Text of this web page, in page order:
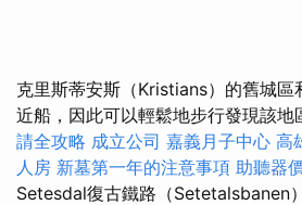
克里斯蒂安斯（Kristians）的舊城區
近船，因此可以輕鬆地步行發現該地
請全攻略 成立公司 嘉義月子中心 高
人房 新墓第一年的注意事項 助聽器
Setesdal復古鐵路（Setetalsbanen